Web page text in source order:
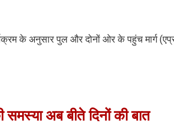
के अनुसार पुल और दोनों ओर के पहुंच मार्ग
समस्या अब बीते दिनों की बात